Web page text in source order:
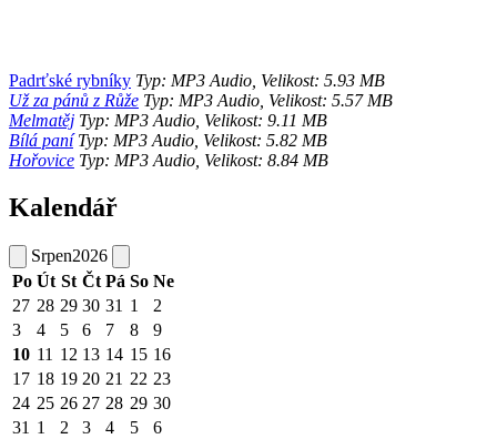
Padrťské rybníky Typ: MP3 Audio, Velikost: 5.93 MB
Už za pánů z Růže Typ: MP3 Audio, Velikost: 5.57 MB
Melmatěj Typ: MP3 Audio, Velikost: 9.11 MB
Bílá paníTyp: MP3 Audio, Velikost: 5.82 MB
Hořovice Typ: MP3 Audio, Velikost: 8.84 MB
Kalendář
Srpen2026
Po Út St Čt Pá So Ne
27 28 29 30 31 1
2
3
4 5 6 7 8
9
10 11 12 13 14 15 16
17 18 19 20 21 22 23
24 25 26 27 28 29 30
31 1 2 3 4 5 6